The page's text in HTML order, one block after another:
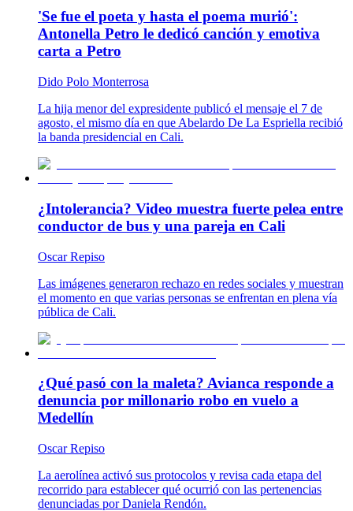
'Se fue el poeta y hasta el poema murió':
Antonella Petro le dedicó canción y emotiva
carta a Petro
Dido Polo Monterrosa
La hija menor del expresidente publicó el mensaje el 7 de
agosto, el mismo día en que Abelardo De La Espriella recibió
la banda presidencial en Cali.
¿Intolerancia? Video muestra fuerte pelea entre
conductor de bus y una pareja en Cali
Oscar Repiso
Las imágenes generaron rechazo en redes sociales y muestran
el momento en que varias personas se enfrentan en plena vía
pública de Cali.
¿Qué pasó con la maleta? Avianca responde a
denuncia por millonario robo en vuelo a
Medellín
Oscar Repiso
La aerolínea activó sus protocolos y revisa cada etapa del
recorrido para establecer qué ocurrió con las pertenencias
denunciadas por Daniela Rendón.